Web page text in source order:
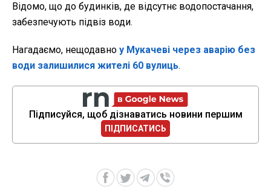
Відомо, що до будинків, де відсутнє водопостачання,
забезпечують підвіз води.
Нагадаємо, нещодавно у Мукачеві через аварію без
води залишилися жителі 60 вулиць.
Підписуйся, щоб дізнаватись новини першим
ПІДПИСАТИСЬ